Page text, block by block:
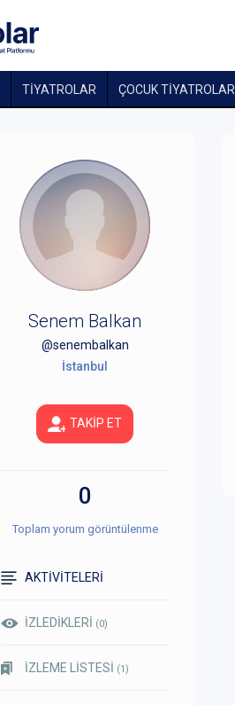
TİYATROLAR ÇOCUK TIYATROLARI
Senem Balkan
@senembalkan
İstanbul
TAKİP ET
0
Toplam yorum görüntülenme
AKTİVİTELERİ
İZLEDİKLERİ (0)
İZLEME LİSTESİ (1)